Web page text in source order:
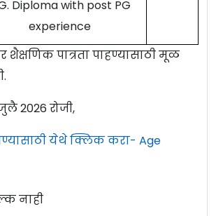
Diploma with post PG
experience
शैक्षणिक पात्रता पाहण्यासाठी मूळ
2026 रोजी,
येथे क्लिक करा- Age
नाही